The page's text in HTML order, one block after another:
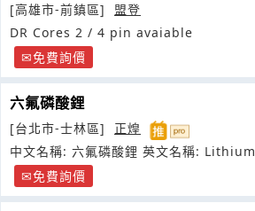
[高雄市-前鎮區]
盟登
DR Cores 2 / 4 pin avaiable
免費詢價
六氟磷酸鋰
[台北市-士林區]
正煌
中文名稱: 六氟磷酸鋰 英文名稱: Lithium
Hexafluorophosphate
免費詢價